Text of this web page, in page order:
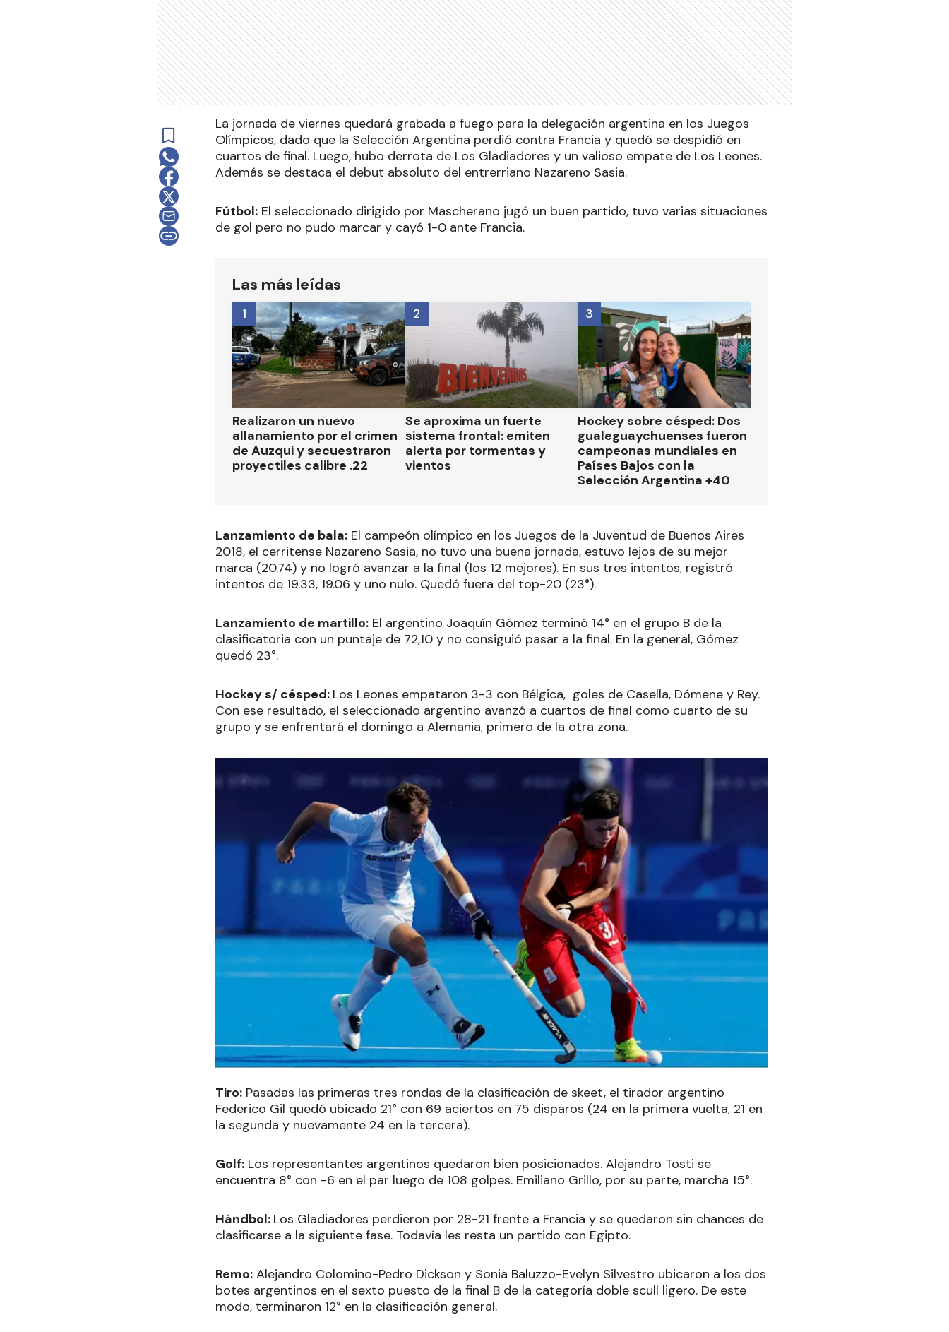
La jornada de viernes quedará grabada a fuego para la delegación argentina en los Juegos
Olímpicos, dado que la Selección Argentina perdió contra Francia y quedó se despidió en
cuartos de final. Luego, hubo derrota de Los Gladiadores y un valioso empate de Los Leones.
Además se destaca el debut absoluto del entrerriano Nazareno Sasia.
Fútbol: El seleccionado dirigido por Mascherano jugó un buen partido, tuvo varias situaciones
de gol pero no pudo marcar y cayó 1-0 ante Francia.
Las más leídas
Realizaron un nuevo
allanamiento por el crimen
de Auzqui y secuestraron
proyectiles calibre .22
1
Se aproxima un fuerte
sistema frontal: emiten
alerta por tormentas y
vientos
2
Hockey sobre césped: Dos
gualeguaychuenses fueron
campeonas mundiales en
Países Bajos con la
Selección Argentina +40
3
Lanzamiento de bala: El campeón olímpico en los Juegos de la Juventud de Buenos Aires
2018, el cerritense Nazareno Sasia, no tuvo una buena jornada, estuvo lejos de su mejor
marca (20.74) y no logró avanzar a la final (los 12 mejores). En sus tres intentos, registró
intentos de 19.33, 19.06 y uno nulo. Quedó fuera del top-20 (23°).
Lanzamiento de martillo: El argentino Joaquín Gómez terminó 14° en el grupo B de la
clasificatoria con un puntaje de 72,10 y no consiguió pasar a la final. En la general, Gómez
quedó 23°.
Hockey s/ césped: Los Leones empataron 3-3 con Bélgica, goles de Casella, Dómene y Rey.
Con ese resultado, el seleccionado argentino avanzó a cuartos de final como cuarto de su
grupo y se enfrentará el domingo a Alemania, primero de la otra zona.
Tiro: Pasadas las primeras tres rondas de la clasificación de skeet, el tirador argentino
Federico Gil quedó ubicado 21° con 69 aciertos en 75 disparos (24 en la primera vuelta, 21 en
la segunda y nuevamente 24 en la tercera).
Golf: Los representantes argentinos quedaron bien posicionados. Alejandro Tosti se
encuentra 8° con -6 en el par luego de 108 golpes. Emiliano Grillo, por su parte, marcha 15°.
Hándbol: Los Gladiadores perdieron por 28-21 frente a Francia y se quedaron sin chances de
clasificarse a la siguiente fase. Todavía les resta un partido con Egipto.
Remo: Alejandro Colomino-Pedro Dickson y Sonia Baluzzo-Evelyn Silvestro ubicaron a los dos
botes argentinos en el sexto puesto de la final B de la categoría doble scull ligero. De este
modo, terminaron 12° en la clasificación general.